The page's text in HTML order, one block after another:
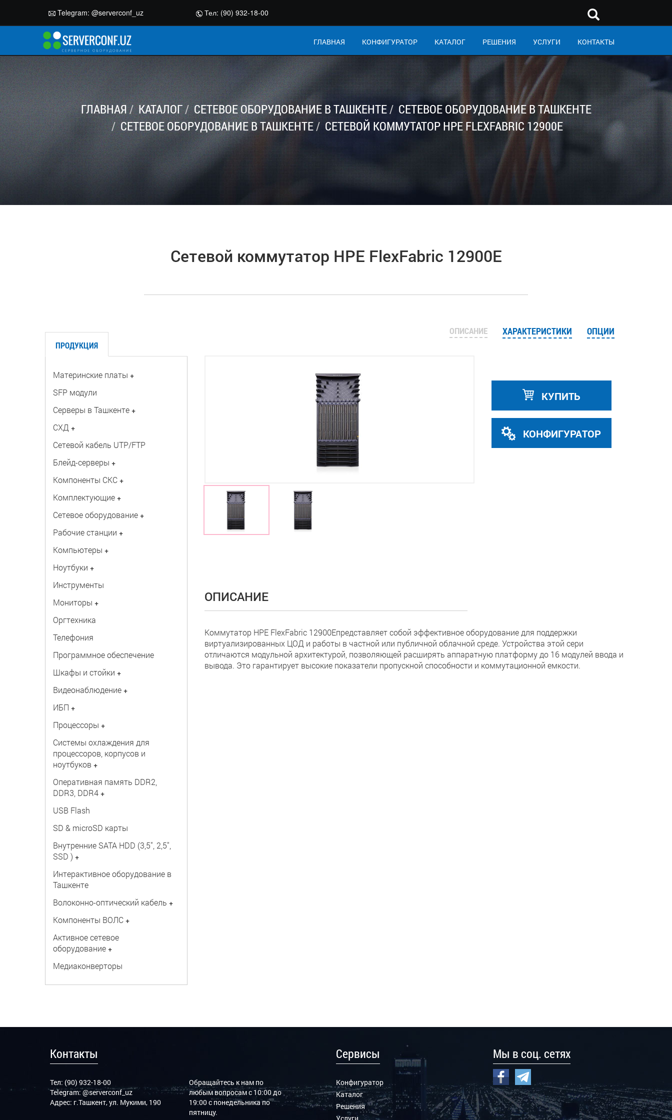
Telegram: @serverconf_uz Тел: (90) 932-18-00
ГЛАВНАЯ КОНФИГУРАТОР КАТАЛОГ РЕШЕНИЯ УСЛУГИ КОНТАКТЫ
ГЛАВНАЯ КАТАЛОГ СЕТЕВОЕ ОБОРУДОВАНИЕ В ТАШКЕНТЕ
СЕТЕВОЕ ОБОРУДОВАНИЕ В ТАШКЕНТЕ
СЕТЕВОЕ ОБОРУДОВАНИЕ В ТАШКЕНТЕ
СЕТЕВОЙ КОММУТАТОР HPE FLEXFABRIC 12900E
Сетевой коммутатор HPE FlexFabric 12900E
ПРОДУКЦИЯ
Материнские платы +
SFP модули
Серверы в Ташкенте +
СХД +
Сетевой кабель UTP/FTP
Блейд-серверы +
Компоненты СКС +
Комплектующие +
Сетевое оборудование +
Рабочие станции +
Компьютеры +
Ноутбуки +
Инструменты
Мониторы +
Оргтехника
Телефония
Программное обеспечение
Шкафы и стойки +
Видеонаблюдение +
ИБП +
Процессоры +
Системы охлаждения для
процессоров, корпусов и
ноутбуков +
Оперативная память DDR2,
DDR3, DDR4 +
USB Flash
SD & microSD карты
Внутренние SATA HDD (3,5", 2,5",
SSD ) +
Интерактивное оборудование в
Ташкенте
Волоконно-оптический кабель +
Компоненты ВОЛС +
Активное сетевое
оборудование +
Медиаконверторы
ОПИСАНИЕ ХАРАКТЕРИСТИКИ ОПЦИИ
КУПИТЬ
КОНФИГУРАТОР
ОПИСАНИЕ
Коммутатор HPE FlexFabric 12900Епредставляет собой эффективное оборудование для поддержки
виртуализированных ЦОД и работы в частной или публичной облачной среде. Устройства этой сери
отличаются модульной архитектурой, позволяющей расширять аппаратную платформу до 16 модулей ввода и
вывода. Это гарантирует высокие показатели пропускной способности и коммутационной емкости.
Контакты
Тел: (90) 932-18-00
Telegram:@serverconf_uz
Адрес: г.Ташкент, ул. Мукими, 190
Обращайтесь к нам по
любым вопросам с 10:00 до
19:00 с понедельника по
пятницу.
Сервисы
Конфигуратор
Каталог
Решения
Мы в соц. сетях